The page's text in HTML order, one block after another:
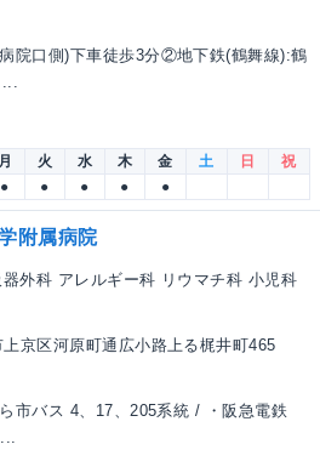
院口側)下車徒歩3分②地下鉄(鶴舞線):鶴
月 火 水 木 金 土 日
祝
● ● ● ● ●
附属病院
外科 アレルギー科 リウマチ科 小児科
京区河原町通広小路上る梶井町465
市バス 4、17、205系統 / ・阪急電鉄